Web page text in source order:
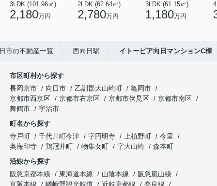
3LDK (101.96㎡)
2,180万円
2LDK (62.64㎡)
2,780万円
3LDK (61.15㎡)
1,180万円
市の不動産一覧 西向日駅 イトーピア向日マンションC棟
市区町村から探す
長岡京市
向日市 乙訓郡大山崎町
亀岡市
京都市西京区
京都市右京区 京都市伏見区
京都市南区
舞鶴市
宇治市
町名から探す
寺戸町
千代川町今津 字円明寺 上植野町
今里
奥海印寺
鶏冠井町 物集女町 字大山崎
森本町
沿線から探す
阪急京都本線
東海道本線 山陰本線
阪急嵐山線
京阪本線
嵯峨野観光鉄道 近鉄京都線
奈良線